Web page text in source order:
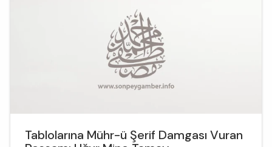
Sanat, görsel gerçekçilikten yola çıkılarak varılan
tinsel algının biçime dönüşmesidir. Burada tinsel
algı çok önemli; yapıl...
Tablolarına Mühr-ü Şerif Damgası Vuran